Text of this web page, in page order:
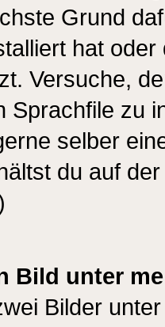
Grund
hat
Versuche,
Sprachfile zu
selber
du auf
Bild unter
Bilder